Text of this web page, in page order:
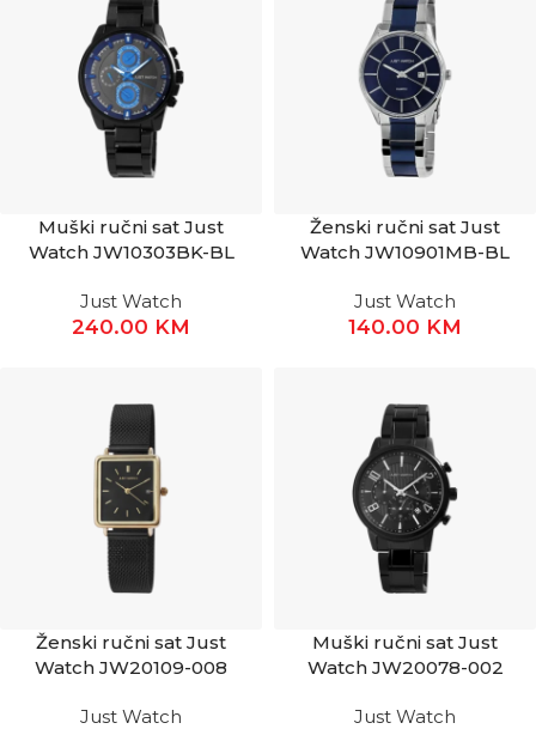
Muški ručni sat Just
Watch JW10303BK-BL
Just Watch
240.00 KM
Ženski ručni sat Just
Watch JW10901MB-BL
Just Watch
140.00 KM
Ženski ručni sat Just
Watch JW20109-008
Just Watch
Muški ručni sat Just
Watch JW20078-002
Just Watch